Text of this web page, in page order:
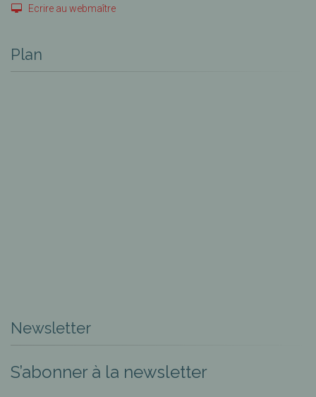
Ecrire au webmaître
Plan
Newsletter
S’abonner à la newsletter